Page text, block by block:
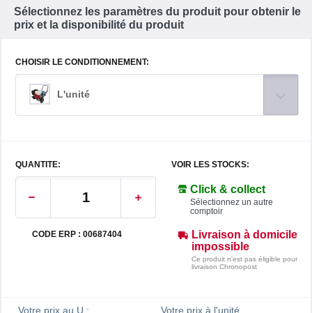
Sélectionnez les paramètres du produit pour obtenir le
prix et la disponibilité du produit
CHOISIR LE CONDITIONNEMENT:
L'unité
QUANTITE:
CODE ERP : 00687404
VOIR LES STOCKS:
Click & collect
Sélectionnez un autre
comptoir
Livraison à domicile
impossible
Ce produit n'est pas éligible pour
livraison Chronopost
Votre prix au U : Votre prix à l'unité